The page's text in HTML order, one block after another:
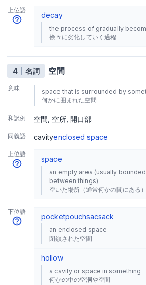
上位語
decay
the process of gradually
徐々に劣化していく過程
4 名詞 空間
意味
space that is surrounded by
何かに囲まれた空間
和訳例 空間 空所 開口部
同義語 cavityenclosed space
上位語
space
an empty area (usually
between things)
空いた場所（通常何かの間にある）
下位語
pocketpouchsacsack
an enclosed space
閉鎖された空間
hollow
a cavity or space in something
何かの中の空洞や空間